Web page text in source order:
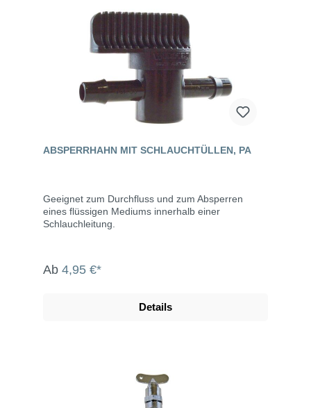
ABSPERRHAHN MIT SCHLAUCHTÜLLEN, PA
Geeignet zum Durchfluss und zum Absperren
eines flüssigen Mediums innerhalb einer
Schlauchleitung.
Ab 4,95 €*
Details